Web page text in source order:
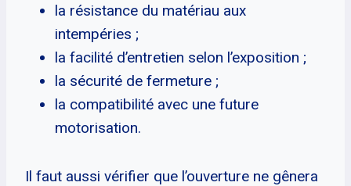
la résistance du matériau aux
intempéries ;
la facilité d’entretien selon l’exposition ;
la sécurité de fermeture ;
la compatibilité avec une future
motorisation.
Il faut aussi vérifier que l’ouverture ne gênera